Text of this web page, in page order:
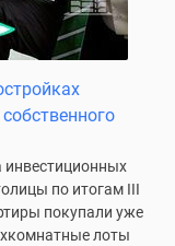
по итогам III
покупали уже
лоты